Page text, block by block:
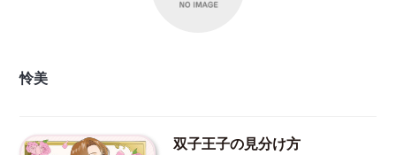
怜美
双子王子の見分け方